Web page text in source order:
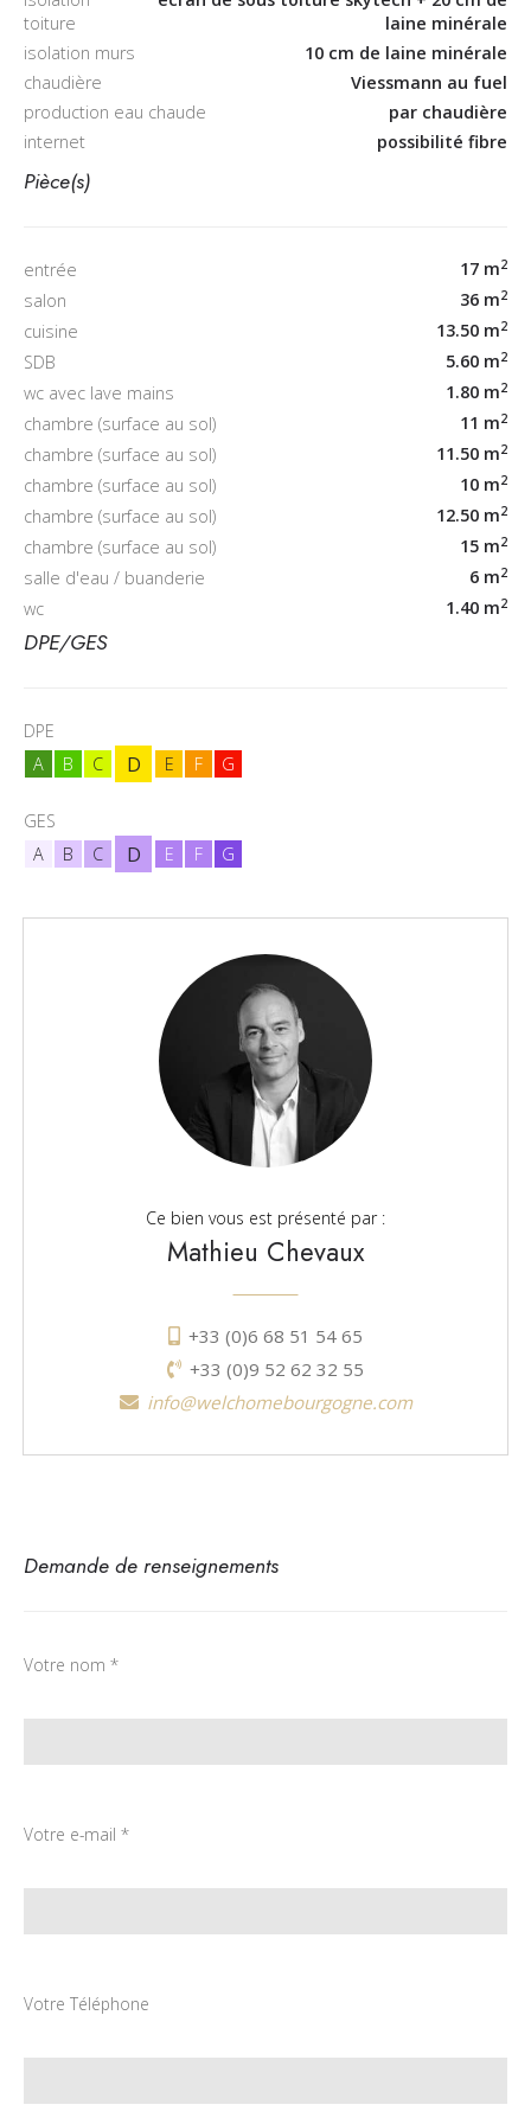
toiture
laine minérale
isolation murs
10 cm de laine minérale
chaudière
Viessmann au fuel
production eau chaude
par chaudière
internet
possibilité fibre
Pièce(s)
entrée 17 m2
salon 36 m2
cuisine 13.50 m2
SDB 5.60 m2
wc avec lave mains 1.80 m2
chambre (surface au sol) 11 m2
chambre (surface au sol) 11.50 m2
chambre (surface au sol) 10 m2
chambre (surface au sol) 12.50 m2
chambre (surface au sol) 15 m2
salle d'eau / buanderie 6 m2
wc 1.40 m2
DPE/GES
DPE
A
B C D E F G
GES
A
B C D E F G
Ce bien vous est présenté par :
Mathieu Chevaux
+33 (0)6 68 51 54 65
+33 (0)9 52 62 32 55
info@welchomebourgogne.com
Demande de renseignements
Votre nom *
Votre e-mail *
Votre Téléphone